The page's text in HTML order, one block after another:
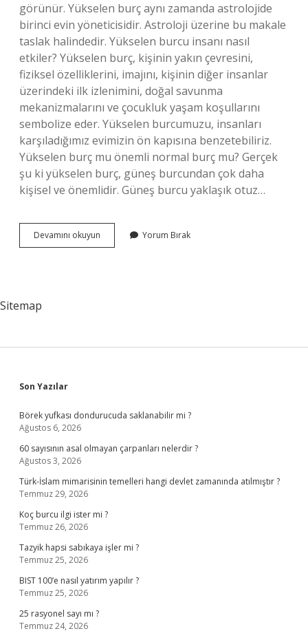
görünür. Yükselen burç aynı zamanda astrolojide
birinci evin yöneticisidir. Astroloji üzerine bu makale
taslak halindedir. Yükselen burcu insanı nasıl
etkiler? Yükselen burç, kişinin yakın çevresini,
fiziksel özelliklerini, imajını, kişinin diğer insanlar
üzerindeki ilk izlenimini, doğal savunma
mekanizmalarını ve çocukluk yaşam koşullarını
sembolize eder. Yükselen burcumuzu, insanları
karşıladığımız evimizin ön kapısına benzetebiliriz.
Yükselen burç mu önemli normal burç mu? Gerçek
şu ki yükselen burç, güneş burcundan çok daha
kişisel ve önemlidir. Güneş burcu yaklaşık otuz…
Devamını okuyun Yükselen
Burç
Yorum Bırak
Sitemap
Sidebar
Son Yazılar
Börek yufkası dondurucuda saklanabilir mi ?
Ağustos 6, 2026
60 sayısının asal olmayan çarpanları nelerdir ?
Ağustos 3, 2026
Türk-İslam mimarisinin temelleri hangi devlet zamanında atılmıştır ?
Temmuz 29, 2026
Koç burcu ilgi ister mi ?
Temmuz 26, 2026
Tazyik hapsi sabıkaya işler mi ?
Temmuz 25, 2026
BIST 100’e nasıl yatırım yapılır ?
Temmuz 25, 2026
25 rasyonel sayı mı ?
Temmuz 24, 2026